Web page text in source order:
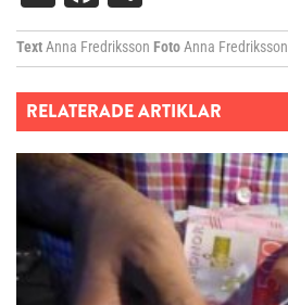
TextAnna Fredriksson FotoAnna Fredriksson
RELATERADE ARTIKLAR